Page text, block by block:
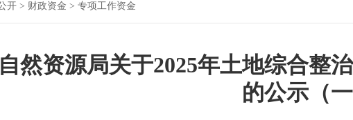
开 > 财政资金 > 专项工作资金
然资源局关于2025年土地综合整
的公示（一